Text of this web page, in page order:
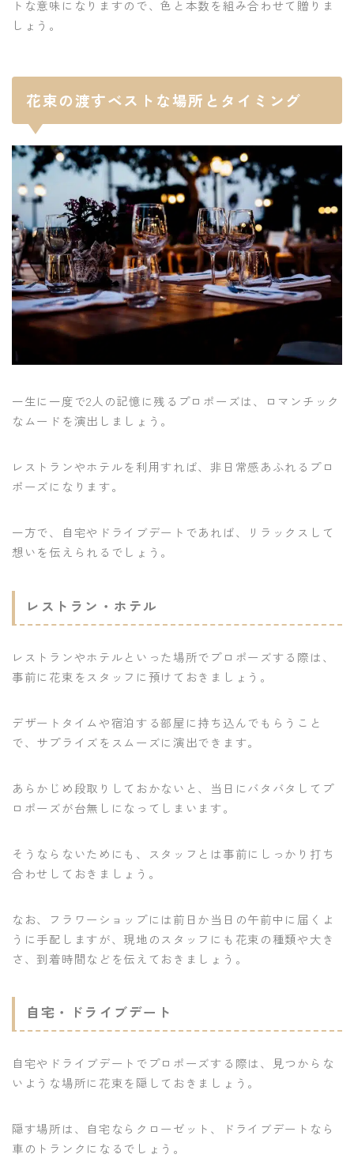
トな意味になりますので、色と本数を組み合わせて贈りま
しょう。
花束の渡すベストな場所とタイミング
一生に一度で2人の記憶に残るプロポーズは、ロマンチック
なムードを演出しましょう。
レストランやホテルを利用すれば、非日常感あふれるプロ
ポーズになります。
一方で、自宅やドライブデートであれば、リラックスして
想いを伝えられるでしょう。
レストラン・ホテル
レストランやホテルといった場所でプロポーズする際は、
事前に花束をスタッフに預けておきましょう。
デザートタイムや宿泊する部屋に持ち込んでもらうこと
で、サプライズをスムーズに演出できます。
あらかじめ段取りしておかないと、当日にバタバタしてプ
ロポーズが台無しになってしまいます。
そうならないためにも、スタッフとは事前にしっかり打ち
合わせしておきましょう。
なお、フラワーショップには前日か当日の午前中に届くよ
うに手配しますが、現地のスタッフにも花束の種類や大き
さ、到着時間などを伝えておきましょう。
自宅・ドライブデート
自宅やドライブデートでプロポーズする際は、見つからな
いような場所に花束を隠しておきましょう。
隠す場所は、自宅ならクローゼット、ドライブデートなら
車のトランクになるでしょう。